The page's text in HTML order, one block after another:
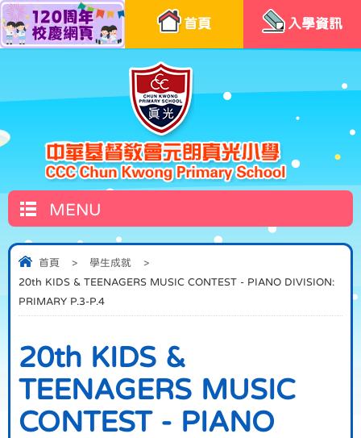
首頁 入學資訊
MENU
首頁 > 學生成就
>
20th KIDS & TEENAGERS MUSIC CONTEST - PIANO DIVISION:
PRIMARY P.3-P.4
20th KIDS &
TEENAGERS MUSIC
CONTEST - PIANO